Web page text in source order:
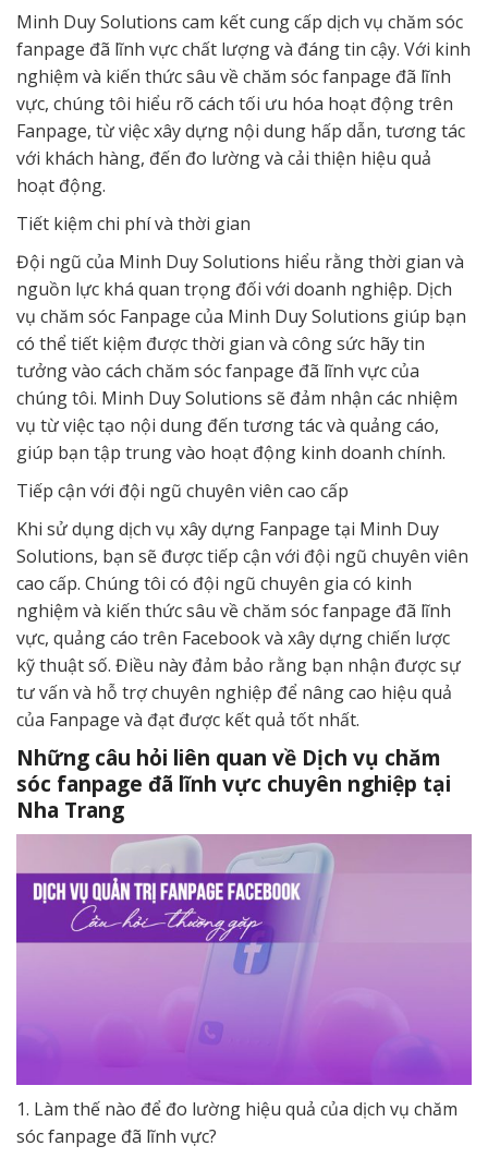
Minh Duy Solutions cam kết cung cấp dịch vụ chăm sóc
fanpage đã lĩnh vực chất lượng và đáng tin cậy. Với kinh
nghiệm và kiến thức sâu về chăm sóc fanpage đã lĩnh
vực, chúng tôi hiểu rõ cách tối ưu hóa hoạt động trên
Fanpage, từ việc xây dựng nội dung hấp dẫn, tương tác
với khách hàng, đến đo lường và cải thiện hiệu quả
hoạt động.
Tiết kiệm chi phí và thời gian
Đội ngũ của Minh Duy Solutions hiểu rằng thời gian và
nguồn lực khá quan trọng đối với doanh nghiệp. Dịch
vụ chăm sóc Fanpage của Minh Duy Solutions giúp bạn
có thể tiết kiệm được thời gian và công sức hãy tin
tưởng vào cách chăm sóc fanpage đã lĩnh vực của
chúng tôi. Minh Duy Solutions sẽ đảm nhận các nhiệm
vụ từ việc tạo nội dung đến tương tác và quảng cáo,
giúp bạn tập trung vào hoạt động kinh doanh chính.
Tiếp cận với đội ngũ chuyên viên cao cấp
Khi sử dụng dịch vụ xây dựng Fanpage tại Minh Duy
Solutions, bạn sẽ được tiếp cận với đội ngũ chuyên viên
cao cấp. Chúng tôi có đội ngũ chuyên gia có kinh
nghiệm và kiến thức sâu về chăm sóc fanpage đã lĩnh
vực, quảng cáo trên Facebook và xây dựng chiến lược
kỹ thuật số. Điều này đảm bảo rằng bạn nhận được sự
tư vấn và hỗ trợ chuyên nghiệp để nâng cao hiệu quả
của Fanpage và đạt được kết quả tốt nhất.
Những câu hỏi liên quan về Dịch vụ chăm
sóc fanpage đã lĩnh vực chuyên nghiệp tại
Nha Trang
1. Làm thế nào để đo lường hiệu quả của dịch vụ chăm
sóc fanpage đã lĩnh vực?